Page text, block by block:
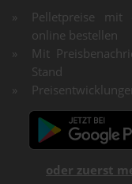
Pelletpreise
online bestellen
Mit
Stand
oder zuerst